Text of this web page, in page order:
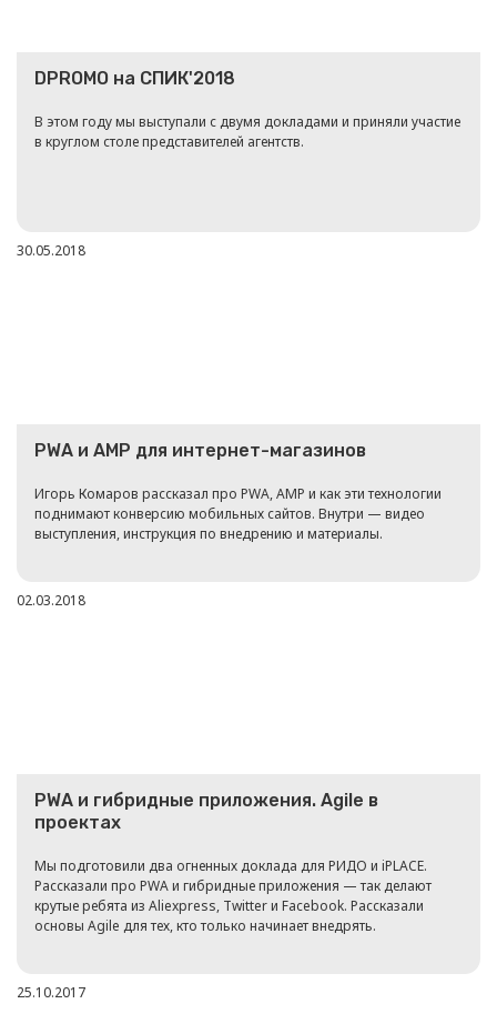
DPROMO на СПИК'2018
В этом году мы выступали с двумя докладами и приняли участие
в круглом столе представителей агентств.
30.05.2018
PWA и AMP для интернет-магазинов
Игорь Комаров рассказал про PWA, AMP и как эти технологии
поднимают конверсию мобильных сайтов. Внутри — видео
выступления, инструкция по внедрению и материалы.
02.03.2018
PWA и гибридные приложения. Agile в
проектах
Мы подготовили два огненных доклада для РИДО и iPLACE.
Рассказали про PWA и гибридные приложения — так делают
крутые ребята из Aliexpress, Twitter и Facebook. Рассказали
основы Agile для тех, кто только начинает внедрять.
25.10.2017